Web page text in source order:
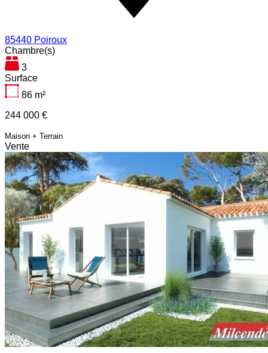
85440 Poiroux
Chambre(s)
3
Surface
86 m²
244 000 €
Maison + Terrain
Vente